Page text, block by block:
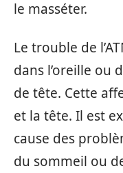
le masséter.
Le trouble de
dans l’oreille ou
de tête. Cette
et la tête. Il est
cause des
du sommeil ou